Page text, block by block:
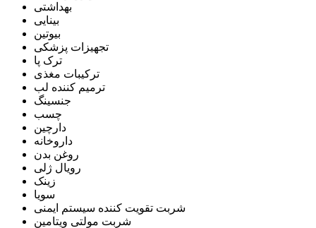
بهداشتی
بینایی
بیوتین
تجهیزات پزشکی
ترک پا
ترکیبات مغذی
ترمیم کننده لب
جنسینگ
چسب
دارچین
داروخانه
روغن بدن
رویال ژلی
زینک
سویا
شربت تقویت کننده سیستم ایمنی
شربت مولتی ویتامین